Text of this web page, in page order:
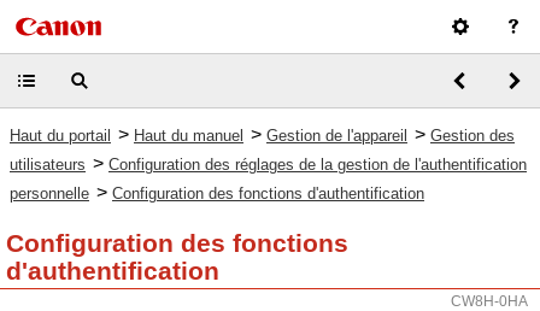
Haut du portail > Haut du manuel > Gestion de l'appareil > Gestion des
utilisateurs > Configuration des réglages de la gestion de l'authentification
personnelle > Configuration des fonctions d'authentification
Configuration des fonctions
d'authentification
CW8H-0HA